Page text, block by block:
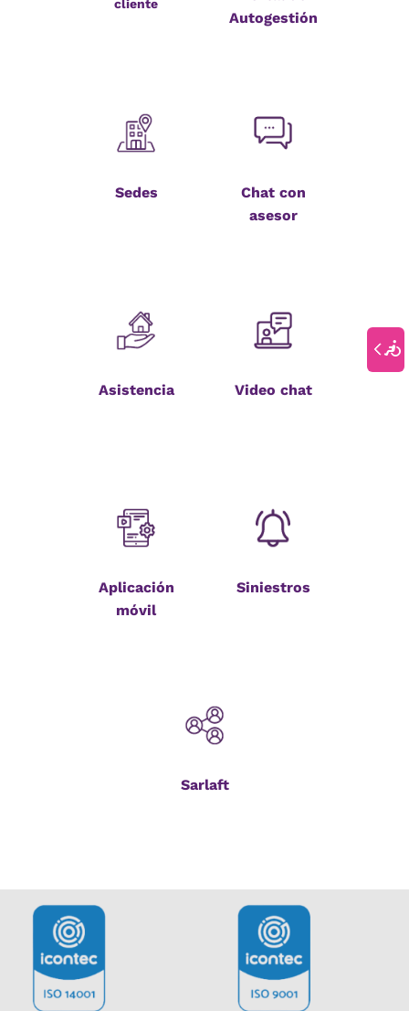
cliente
Autogestión
Sedes
Chat con
asesor
Asistencia Video chat
Aplicación
móvil
Siniestros
Sarlaft